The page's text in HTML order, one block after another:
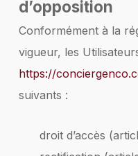
d’opposition
Conformément à la
vigueur, les
https://
suivants :
droit d’accès